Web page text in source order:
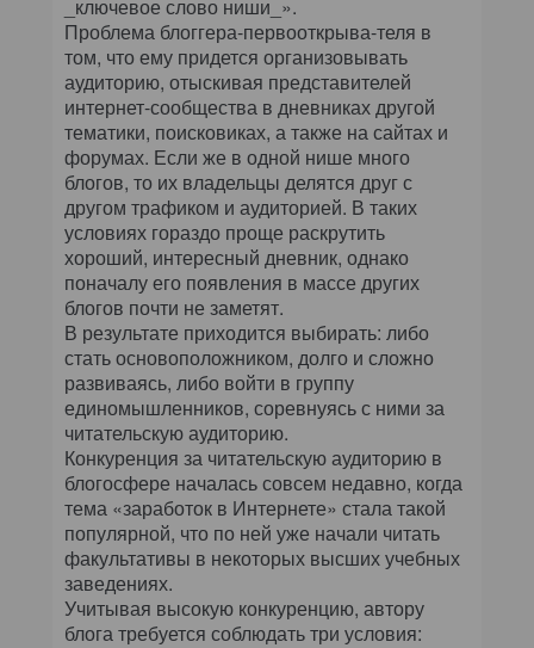
_ключевое слово ниши_».
Проблема блоггера-первооткрыва-теля в
том, что ему придется организовывать
аудиторию, отыскивая представителей
интернет-сообщества в дневниках другой
тематики, поисковиках, а также на сайтах и
форумах. Если же в одной нише много
блогов, то их владельцы делятся друг с
другом трафиком и аудиторией. В таких
условиях гораздо проще раскрутить
хороший, интересный дневник, однако
поначалу его появления в массе других
блогов почти не заметят.
В результате приходится выбирать: либо
стать основоположником, долго и сложно
развиваясь, либо войти в группу
единомышленников, соревнуясь с ними за
читательскую аудиторию.
Конкуренция за читательскую аудиторию в
блогосфере началась совсем недавно, когда
тема «заработок в Интернете» стала такой
популярной, что по ней уже начали читать
факультативы в некоторых высших учебных
заведениях.
Учитывая высокую конкуренцию, автору
блога требуется соблюдать три условия: